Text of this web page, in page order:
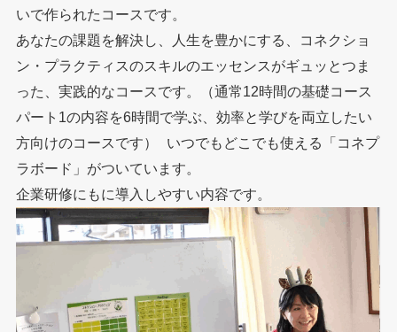
いで作られたコースです。
あなたの課題を解決し、人生を豊かにする、コネクショ
ン・プラクティスのスキルのエッセンスがギュッとつま
った、実践的なコースです。（通常12時間の基礎コース
パート1の内容を6時間で学ぶ、効率と学びを両立したい
方向けのコースです） いつでもどこでも使える「コネプ
ラボード」がついています。
企業研修にもに導入しやすい内容です。